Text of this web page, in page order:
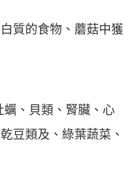
質的食物、蘑菇中獲
、貝類、腎臟、心
豆類及、綠葉蔬菜、